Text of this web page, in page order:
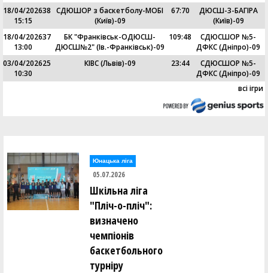
18/04/2026
15:15
38 СДЮШОР з баскетболу-МОБІ
(Київ)-09
67:70
ДЮСШ-3-БАГІРА
(Київ)-09
18/04/2026
13:00
37
БК "Франківськ-ОДЮСШ-
ДЮСШ№2" (Ів.-Франківськ)-09
109:48
СДЮСШОР №5-
ДФКС (Дніпро)-09
03/04/2026
10:30
25 КІВС (Львів)-09 23:44
СДЮСШОР №5-
ДФКС (Дніпро)-09
всі ігри
Юнацька ліга
05.07.2026
Шкільна ліга
"Пліч-о-пліч":
визначено
чемпіонів
баскетбольного
турніру